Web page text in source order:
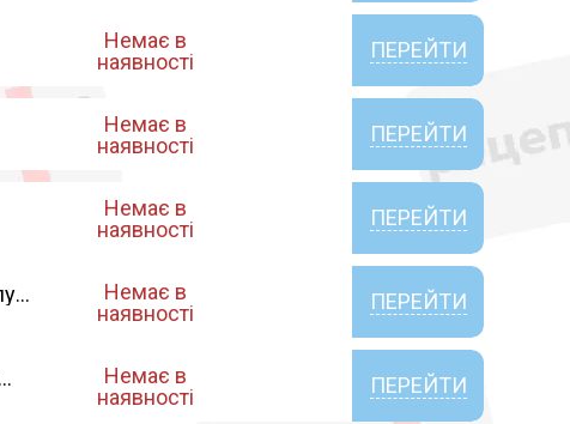
Немає в
наявності
ПЕРЕЙТИ
Немає в
наявності
ПЕРЕЙТИ
Немає в
наявності
ПЕРЕЙТИ
Немає в
наявності
ПЕРЕЙТИ
Немає в
наявності
ПЕРЕЙТИ